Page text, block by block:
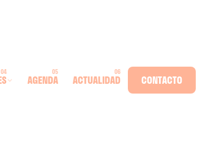
AGENDA ACTUALIDAD CONTACTO